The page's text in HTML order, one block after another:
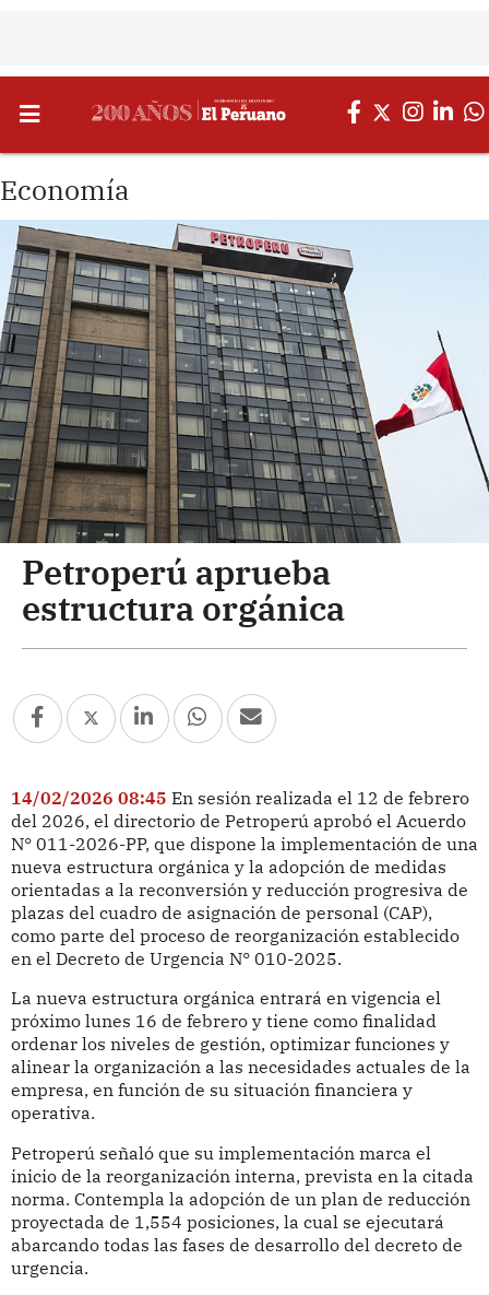
Economía
Petroperú aprueba
estructura orgánica
14/02/2026 08:45 En sesión realizada el 12 de febrero
del 2026, el directorio de Petroperú aprobó el Acuerdo
N° 011-2026-PP, que dispone la implementación de una
nueva estructura orgánica y la adopción de medidas
orientadas a la reconversión y reducción progresiva de
plazas del cuadro de asignación de personal (CAP),
como parte del proceso de reorganización establecido
en el Decreto de Urgencia N° 010-2025.
La nueva estructura orgánica entrará en vigencia el
próximo lunes 16 de febrero y tiene como finalidad
ordenar los niveles de gestión, optimizar funciones y
alinear la organización a las necesidades actuales de la
empresa, en función de su situación financiera y
operativa.
Petroperú señaló que su implementación marca el
inicio de la reorganización interna, prevista en la citada
norma. Contempla la adopción de un plan de reducción
proyectada de 1,554 posiciones, la cual se ejecutará
abarcando todas las fases de desarrollo del decreto de
urgencia.